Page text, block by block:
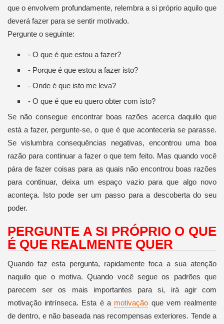
que o envolvem profundamente, relembra a si próprio aquilo que
deverá fazer para se sentir motivado.
Pergunte o seguinte:
- O que é que estou a fazer?
- Porque é que estou a fazer isto?
- Onde é que isto me leva?
- O que é que eu quero obter com isto?
Se não consegue encontrar boas razões acerca daquilo que
está a fazer, pergunte-se, o que é que aconteceria se parasse.
Se vislumbra consequências negativas, encontrou uma boa
razão para continuar a fazer o que tem feito. Mas quando você
pára de fazer coisas para as quais não encontrou boas razões
para continuar, deixa um espaço vazio para que algo novo
aconteça. Isto pode ser um passo para a descoberta do seu
poder.
PERGUNTE A SI PRÓPRIO O QUE
É QUE REALMENTE QUER
Quando faz esta pergunta, rapidamente foca a sua atenção
naquilo que o motiva. Quando você segue os padrões que
parecem ser os mais importantes para si, irá agir com
motivação intrínseca. Esta é a motivação que vem realmente
de dentro, e não baseada nas recompensas exteriores. Tende a